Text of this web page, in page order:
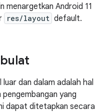
menargetkan Android 11
res/layout default.
dan dalam adalah hal
yang
dapat ditetapkan secara